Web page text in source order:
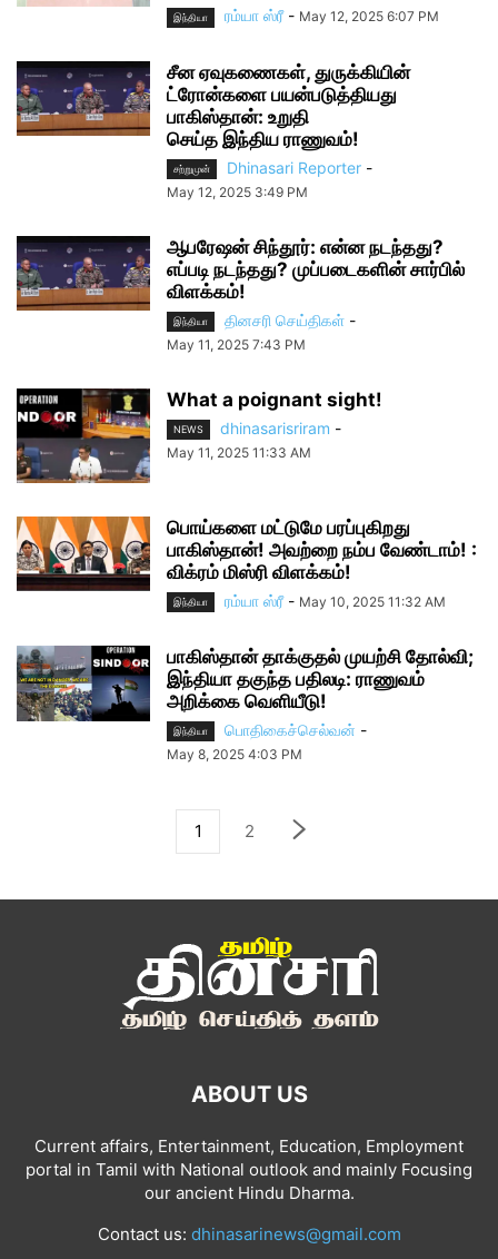
இந்தியா ரம்யா ஸ்ரீ - May 12, 2025 6:07 PM
சீன ஏவுகணைகள், துருக்கியின்
ட்ரோன்களை பயன்படுத்தியது
பாகிஸ்தான்: உறுதி
செய்த இந்திய ராணுவம்!
சற்றுமுன் Dhinasari Reporter -
May 12, 2025 3:49 PM
ஆபரேஷன் சிந்தூர்: என்ன நடந்தது?
எப்படி நடந்தது? முப்படைகளின் சார்பில்
விளக்கம்!
இந்தியா தினசரி செய்திகள் -
May 11, 2025 7:43 PM
What a poignant sight!
NEWS dhinasarisriram -
May 11, 2025 11:33 AM
பொய்களை மட்டுமே பரப்புகிறது
பாகிஸ்தான்! அவற்றை நம்ப வேண்டாம்! :
விக்ரம் மிஸ்ரி விளக்கம்!
இந்தியா ரம்யா ஸ்ரீ - May 10, 2025 11:32 AM
பாகிஸ்தான் தாக்குதல் முயற்சி தோல்வி;
இந்தியா தகுந்த பதிலடி: ராணுவம்
அறிக்கை வெளியீடு!
இந்தியா பொதிகைச்செல்வன் -
May 8, 2025 4:03 PM
1 2
ABOUT US
Current affairs, Entertainment, Education, Employment
portal in Tamil with National outlook and mainly Focusing
our ancient Hindu Dharma.
Contact us: dhinasarinews@gmail.com